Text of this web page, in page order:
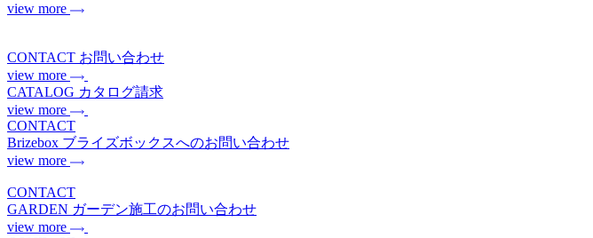
view more
CONTACT お問い合わせ
view more
CATALOG カタログ請求
view more
CONTACT
Brizebox ブライズボックスへのお問い合わせ
view more
CONTACT
GARDEN ガーデン施工のお問い合わせ
view more